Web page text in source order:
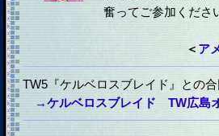
奮ってご参加くださ
＜ ア
TW5『ケルベロスブレイド』との合
→ケルベロスブレイド TW広島